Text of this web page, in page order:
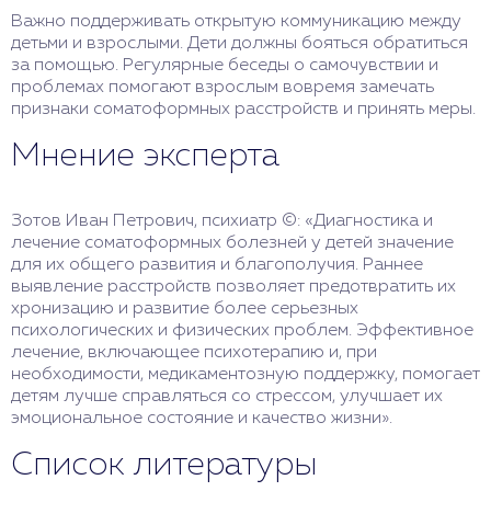
Важно поддерживать открытую коммуникацию между
детьми и взрослыми. Дети должны бояться обратиться
за помощью. Регулярные беседы о самочувствии и
проблемах помогают взрослым вовремя замечать
признаки соматоформных расстройств и принять меры.
Мнение эксперта
Зотов Иван Петрович, психиатр ©: «Диагностика и
лечение соматоформных болезней у детей значение
для их общего развития и благополучия. Раннее
выявление расстройств позволяет предотвратить их
хронизацию и развитие более серьезных
психологических и физических проблем. Эффективное
лечение, включающее психотерапию и, при
необходимости, медикаментозную поддержку, помогает
детям лучше справляться со стрессом, улучшает их
эмоциональное состояние и качество жизни».
Список литературы